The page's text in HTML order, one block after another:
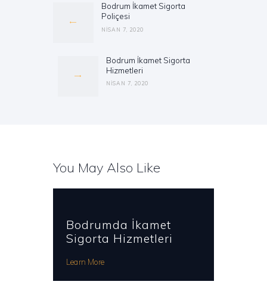
Previous
post:
Bodrum İkamet Sigorta
Poliçesi
NISAN 7, 2020
Next
post:
Bodrum İkamet Sigorta
Hizmetleri
NISAN 7, 2020
You May Also Like
Bodrumda İkamet
Sigorta Hizmetleri
Learn More